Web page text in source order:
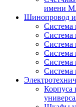
имени
Шинопровод и
Система
Система
Система
Система
Система
Система
Корпуса